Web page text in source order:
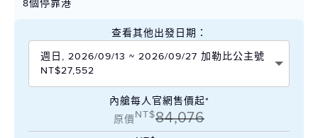
8個停靠港
查看其他出發日期：
週日, 2026/09/13 ~ 2026/09/27 加勒比公主號
NT$27,552
內艙每人官網售價起*
原價NT$84,076